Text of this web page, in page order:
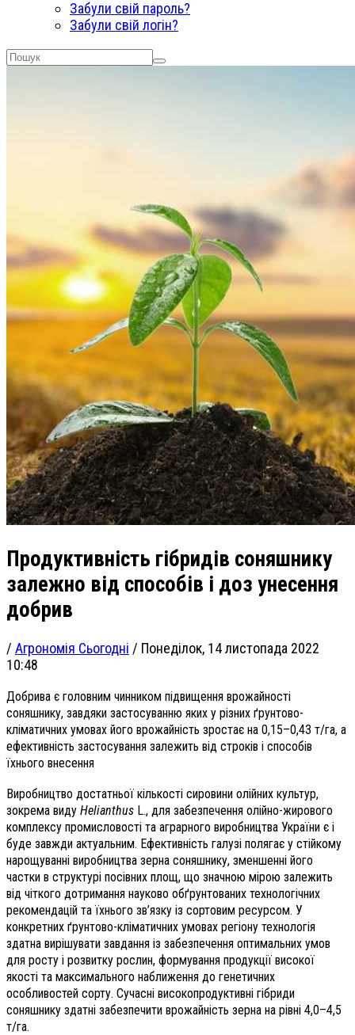
Забули свій пароль?
Забули свій логін?
Продуктивність гібридів соняшнику
залежно від способів і доз унесення
добрив
/ Агрономія Сьогодні / Понеділок, 14 листопада 2022
10:48
Добрива є головним чинником підвищення врожайності
соняшнику, завдяки застосуванню яких у різних ґрунтово-
кліматичних умовах його врожайність зростає на 0,15–0,43 т/га, а
ефективність застосування залежить від строків і способів
їхнього внесення
Виробництво достатньої кількості сировини олійних культур,
зокрема виду Helianthus L., для забезпечення олійно-жирового
комплексу промисловості та аграрного виробництва України є і
буде завжди актуальним. Ефективність галузі полягає у стійкому
нарощуванні виробництва зерна соняшнику, зменшенні його
частки в структурі посівних площ, що значною мірою залежить
від чіткого дотримання науково обґрунтованих технологічних
рекомендацій та їхнього зв’язку із сортовим ресурсом. У
конкретних ґрунтово-кліматичних умовах регіону технологія
здатна вирішувати завдання із забезпечення оптимальних умов
для росту і розвитку рослин, формування продукції високої
якості та максимального наближення до генетичних
особливостей сорту. Сучасні високопродуктивні гібриди
соняшнику здатні забезпечити врожайність зерна на рівні 4,0–4,5
т/га.